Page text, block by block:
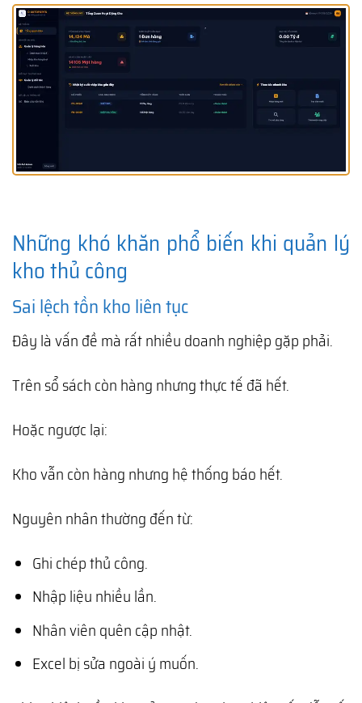
Những khó khăn phổ biến khi quản lý
kho thủ công
Sai lệch tồn kho liên tục
Đây là vấn đề mà rất nhiều doanh nghiệp gặp phải.
Trên sổ sách còn hàng nhưng thực tế đã hết.
Hoặc ngược lại:
Kho vẫn còn hàng nhưng hệ thống báo hết.
Nguyên nhân thường đến từ:
Ghi chép thủ công.
Nhập liệu nhiều lần.
Nhân viên quên cập nhật.
Excel bị sửa ngoài ý muốn.